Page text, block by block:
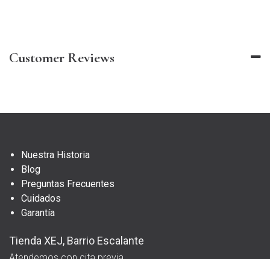
Customer Reviews
Nuestra Historia
Blog
Preguntas Frecuentes
Cuidados
Garantía
Tienda XEJ, Barrio Escalante